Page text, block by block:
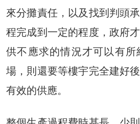
來分攤責任，以及找到判頭
程完成到一定的程度，政府
供不應求的情況才可以有
場，則還要等樓宇完全建好
有效的供應。